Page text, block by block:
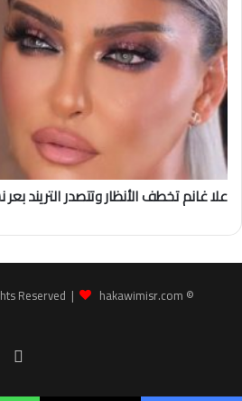
© Copyright 2026, All Rights Reserved |
hakawimisr.com